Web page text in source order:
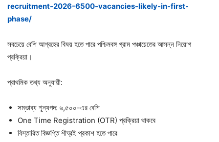
recruitment-2026-6500-vacancies-likely-in-first-
phase/
সবচেয়ে বেশি আগ্রহের বিষয় হতে পারে পশ্চিমবঙ্গ গ্রাম পঞ্চায়েতের আসন্ন নিয়োগ
প্রক্রিয়া।
প্রাথমিক তথ্য অনুযায়ী:
সম্ভাব্য শূন্যপদ: ৬,৫০০-এর বেশি
One Time Registration (OTR) প্রক্রিয়া থাকবে
বিস্তারিত বিজ্ঞপ্তি শীঘ্রই প্রকাশ হতে পারে